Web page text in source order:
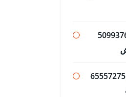
اثاث الكويت 50993766
ونش سطحة كرين القرين 65557275